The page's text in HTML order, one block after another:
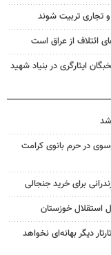
تجاری تربیت شوند
ایثارگری در بنیاد شهید
در حرم بانوی کرامت
برای خرید جنجالی
استقلال خوزستان
دیگر بهانه‌ای نخواهد